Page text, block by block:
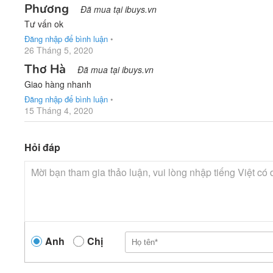
Phương Đã mua tại ibuys.vn
Tư vấn ok
Đăng nhập để bình luận •
26 Tháng 5, 2020
Thơ Hà Đã mua tại ibuys.vn
Giao hàng nhanh
Đăng nhập để bình luận •
15 Tháng 4, 2020
Hỏi đáp
Anh Chị